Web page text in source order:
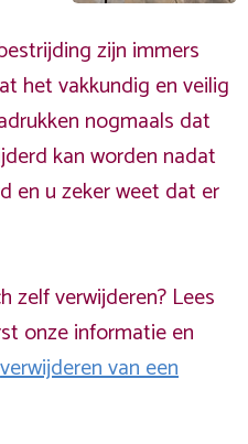
zijn immers
het vakkundig en veilig
nogmaals dat
kan worden nadat
en u zeker weet dat er
zelf verwijderen? Lees
onze informatie en
verwijderen van een